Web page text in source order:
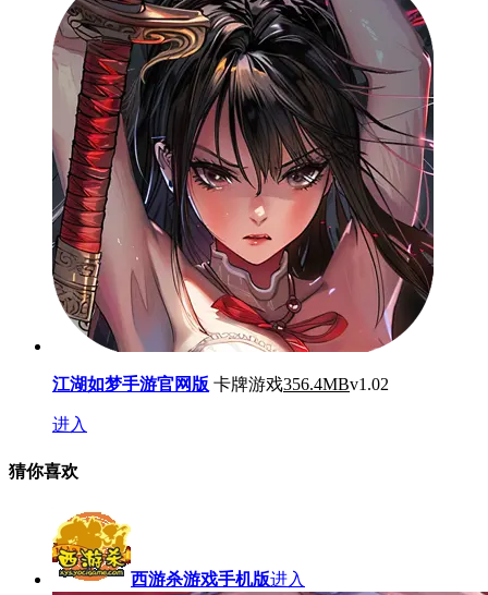
江湖如梦手游官网版 卡牌游戏356.4MBv1.02
进入
猜你喜欢
西游杀游戏手机版进入